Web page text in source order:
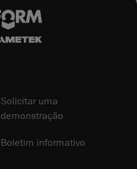
Solicitar uma
demonstração
Boletim informativo